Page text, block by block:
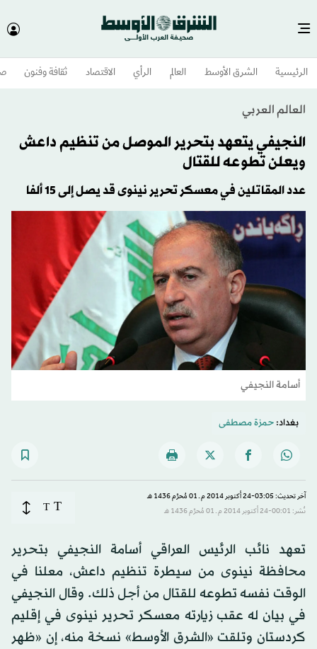
الرئيسية الشرق الأوسط​ العالم الرأي الاقتصاد ثقافة وفنون
العالم العربي
النجيفي يتعهد بتحرير الموصل من تنظيم داعش
ويعلن تطوعه للقتال
عدد المقاتلين في معسكر تحرير نينوى قد يصل إلى 15 ألفا
أسامة النجيفي
بغداد:حمزة مصطفى
آخر تحديث: 03:05-24 أكتوبر 2014 م ـ 01 مُحرَّم 1436 هـ
نُشر: 00:01-24 أكتوبر 2014 م ـ 01 مُحرَّم 1436 هـ
T
T
تعهد نائب الرئيس العراقي أسامة النجيفي بتحرير
محافظة نينوى من سيطرة تنظيم داعش، معلنا في
الوقت نفسه تطوعه للقتال من أجل ذلك. وقال النجيفي
في بيان له عقب زيارته معسكر تحرير نينوى في إقليم
كردستان وتلقت «الشرق الأوسط» نسخة منه، إن «ظهر